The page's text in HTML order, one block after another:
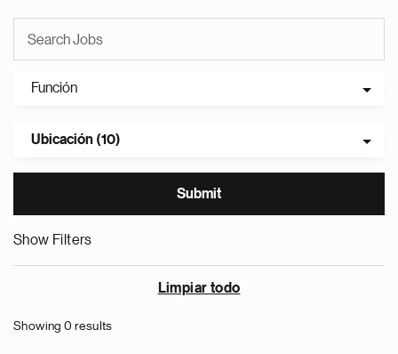
Función
Ubicación (10)
Show Filters
Limpiar todo
Showing 0 results